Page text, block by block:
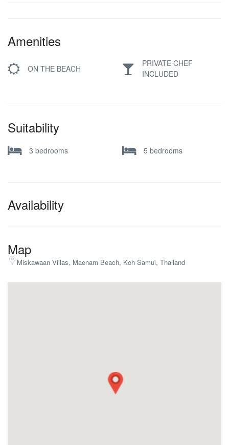
Amenities
ON THE BEACH
PRIVATE CHEF
INCLUDED
Suitability
3 bedrooms 5 bedrooms
Availability
Map
Miskawaan Villas, Maenam Beach, Koh Samui, Thailand